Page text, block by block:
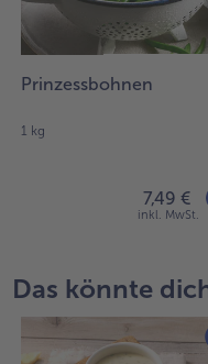
Prinzessbohnen
1 kg
7,49 €
inkl. MwSt.
Das könnte